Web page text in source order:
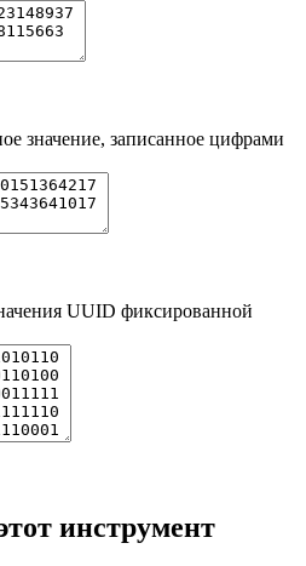
значение, записанное цифрами
UUID фиксированной
инструмент